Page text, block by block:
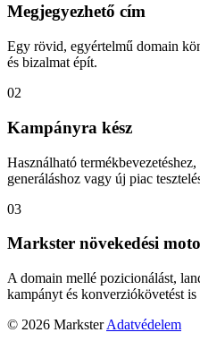
Megjegyezhető cím
Egy rövid, egyértelmű domain
és bizalmat épít.
02
Kampányra kész
Használható
generáláshoz vagy új piac
03
Markster növekedési
A domain mellé pozicionálást,
kampányt és konverziókövetést is
© 2026 Markster Adatvédelem